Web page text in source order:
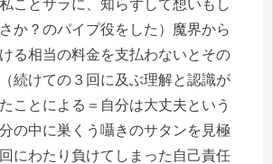
ことサラに、知らずして想いもし
か？のパイプ役をした）魔界から
る相当の料金を支払わないとその
続けての３回に及ぶ理解と認識が
ことによる＝自分は大丈夫という
の中に巣くう囁きのサタンを見極
にわたり負けてしまった自己責任